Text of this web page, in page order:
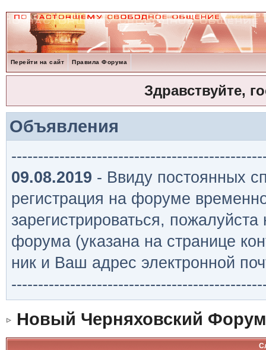
Перейти на сайт Правила Форума
Здравствуйте,
Объявления
09.08.2019 - Ввиду постоянных
регистрация на форуме
зарегистрироваться,
форума (указана на странице
ник и Ваш адрес электронной
Новый Черняховский Форум